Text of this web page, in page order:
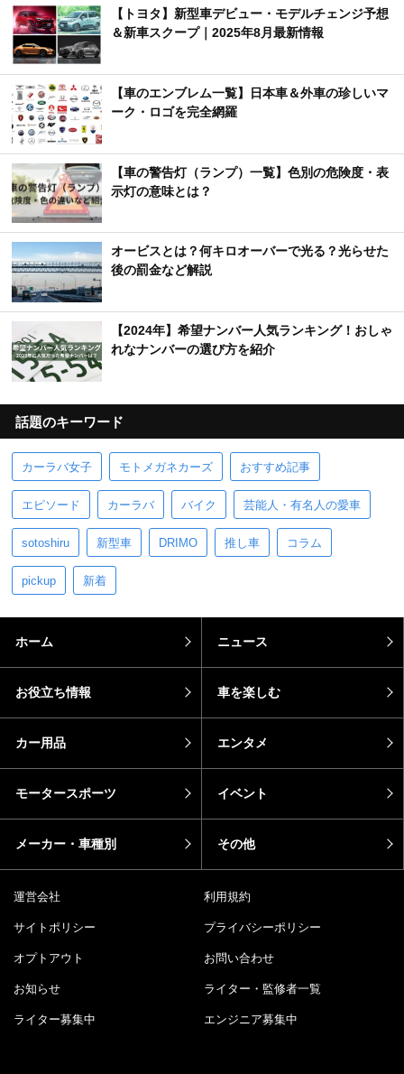
【トヨタ】新型車デビュー・モデルチェンジ予想
＆新車スクープ｜2025年8月最新情報
【車のエンブレム一覧】日本車＆外車の珍しいマ
ーク・ロゴを完全網羅
【車の警告灯（ランプ）一覧】色別の危険度・表
示灯の意味とは？
オービスとは？何キロオーバーで光る？光らせた
後の罰金など解説
【2024年】希望ナンバー人気ランキング！おしゃ
れなナンバーの選び方を紹介
話題のキーワード
カーラバ女子 モトメガネカーズ おすすめ記事
エピソード カーラバ バイク 芸能人・有名人の愛車
sotoshiru 新型車 DRIMO 推し車 コラム
pickup 新着
ホーム ニュース
お役立ち情報 車を楽しむ
カー用品 エンタメ
モータースポーツ イベント
メーカー・車種別 その他
運営会社 利用規約
サイトポリシー プライバシーポリシー
オプトアウト お問い合わせ
お知らせ ライター・監修者一覧
ライター募集中 エンジニア募集中